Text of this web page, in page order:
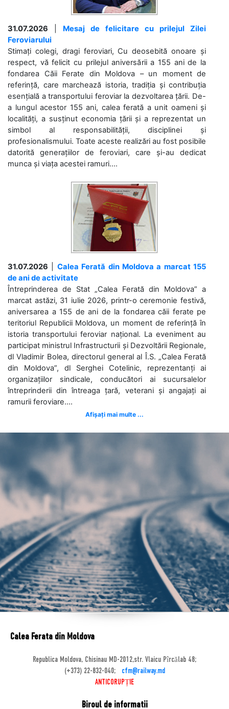
31.07.2026
Mesaj de felicitare cu prilejul Zilei
Feroviarului
Stimați colegi, dragi feroviari, Cu deosebită onoare și
respect, vă felicit cu prilejul aniversării a 155 ani de la
fondarea Căii Ferate din Moldova – un moment de
referință, care marchează istoria, tradiția și contribuția
esențială a transportului feroviar la dezvoltarea țării. De-
a lungul acestor 155 ani, calea ferată a unit oameni și
localități, a susținut economia țării și a reprezentat un
simbol al responsabilității, disciplinei și
profesionalismului. Toate aceste realizări au fost posibile
datorită generațiilor de feroviari, care și-au dedicat
munca și viața acestei ramuri....
31.07.2026
Calea Ferată din Moldova a marcat 155
de ani de activitate
Întreprinderea de Stat „Calea Ferată din Moldova” a
marcat astăzi, 31 iulie 2026, printr-o ceremonie festivă,
aniversarea a 155 de ani de la fondarea căii ferate pe
teritoriul Republicii Moldova, un moment de referință în
istoria transportului feroviar național. La eveniment au
participat ministrul Infrastructurii și Dezvoltării Regionale,
dl Vladimir Bolea, directorul general al Î.S. „Calea Ferată
din Moldova”, dl Serghei Cotelinic, reprezentanți ai
organizațiilor sindicale, conducători ai sucursalelor
întreprinderii din întreaga țară, veterani și angajați ai
ramurii feroviare....
Afișați mai multe ...
Calea Ferata din Moldova
Republica Moldova, Chisinau MD-2012,str. Vlaicu Pîrcălab 48;
(+373) 22-832-040;
cfm@railway.md
ANTICORUPȚIE
Biroul de informatii